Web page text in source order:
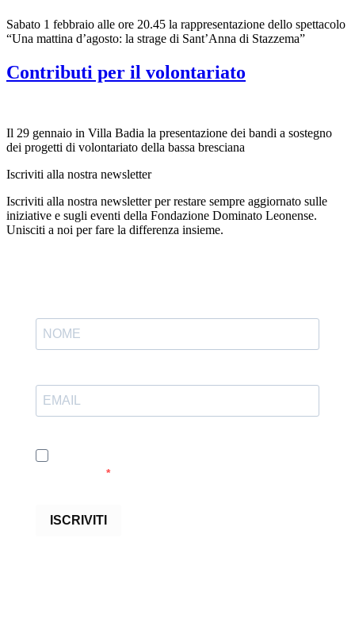
Sabato 1 febbraio alle ore 20.45 la rappresentazione dello spettacolo
“Una mattina d’agosto: la strage di Sant’Anna di Stazzema”
Contributi per il volontariato
Il 29 gennaio in Villa Badia la presentazione dei bandi a sostegno
dei progetti di volontariato della bassa bresciana
Iscriviti alla nostra newsletter
Iscriviti alla nostra newsletter per restare sempre aggiornato sulle
iniziative e sugli eventi della Fondazione Dominato Leonense.
Unisciti a noi per fare la differenza insieme.
ISCRIVITI